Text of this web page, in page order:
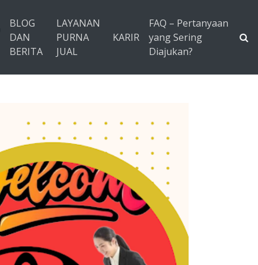
BLOG
DAN
BERITA
LAYANAN
PURNA
JUAL
KARIR
FAQ – Pertanyaan
yang Sering
Diajukan?